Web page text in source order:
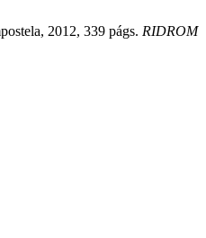
2012, 339 págs. RIDROM